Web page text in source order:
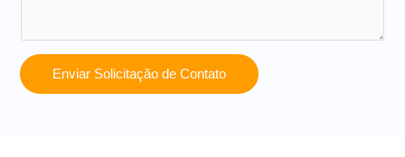
Enviar Solicitação de Contato